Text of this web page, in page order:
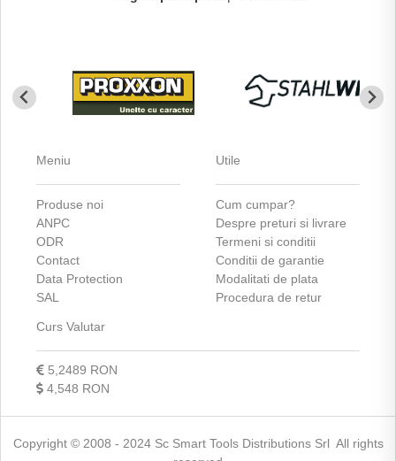
Meniu
Produse noi
ANPC
ODR
Contact
Data Protection
SAL
Utile
Cum cumpar?
Despre preturi si livrare
Termeni si conditii
Conditii de garantie
Modalitati de plata
Procedura de retur
Curs Valutar
5,2489 RON
4,548 RON
Copyright © 2008 - 2024 Sc Smart Tools Distributions Srl All rights